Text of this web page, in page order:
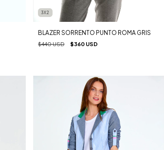
3X2
BLAZER SORRENTO PUNTO ROMA GRIS
$440 USD $360 USD